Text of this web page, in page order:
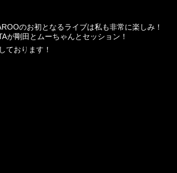
のお初となるライブは私も非常に楽しみ！
が剛田とムーちゃんとセッション！
ております！